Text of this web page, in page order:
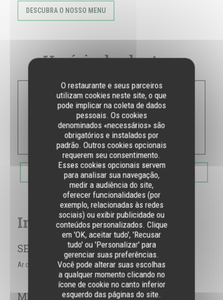
O restaurante e seus parceiros
utilizam cookies neste site, o que
pode implicar na coleta de dados
pessoais. Os cookies
denominados «necessários» são
obrigatórios e instalados por
padrão. Outros cookies opcionais
requerem seu consentimento.
Esses cookies opcionais servem
para analisar sua navegação,
medir a audiência do site,
oferecer funcionalidades (por
exemplo, relacionadas às redes
sociais) ou exibir publicidade ou
conteúdos personalizados. Clique
em 'OK, aceitar tudo', 'Recusar
tudo' ou 'Personalizar' para
gerenciar suas preferências.
Você pode alterar suas escolhas
a qualquer momento clicando no
ícone de cookie no canto inferior
esquerdo das páginas do site.
DESCUBRA O NOSSO MENU
Horário de abertura
Seg-Dom
10:30 - 00:00
RESERVAR UMA MESA
Informações gerais
SERVIÇOS
Ar condicionado, Esplanada, Wi-fi
MÉTODOS DE